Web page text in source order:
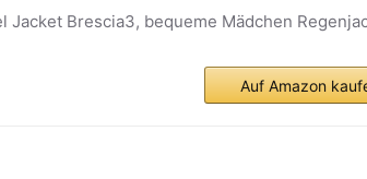
Jacket Brescia3, bequeme Mädchen
Auf Amazon